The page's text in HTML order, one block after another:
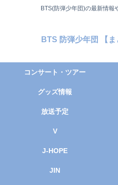
BTS(防弾少年団)の最新情報
BTS 防弾少年団 【ま
コンサート・ツアー
グッズ情報
放送予定
V
J-HOPE
JIN